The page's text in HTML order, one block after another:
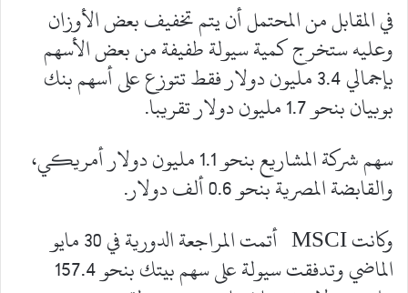
في المقابل من المحتمل أن يتم تخفيف بعض الأوزان
وعليه ستخرج كمية سيولة طفيفة من بعض الأسهم
بإجمالي 3.4 مليون دولار فقط تتوزع على أسهم بنك
بوبيان بنحو 1.7 مليون دولار تقريبا.
سهم شركة المشاريع بنحو 1.1 مليون دولار أمريكي،
والقابضة المصرية بنحو 0.6 ألف دولار.
وكانت MSCI أتمت المراجعة الدورية في 30 مايو
الماضي وتدفقت سيولة على سهم بيتك بنحو 157.4